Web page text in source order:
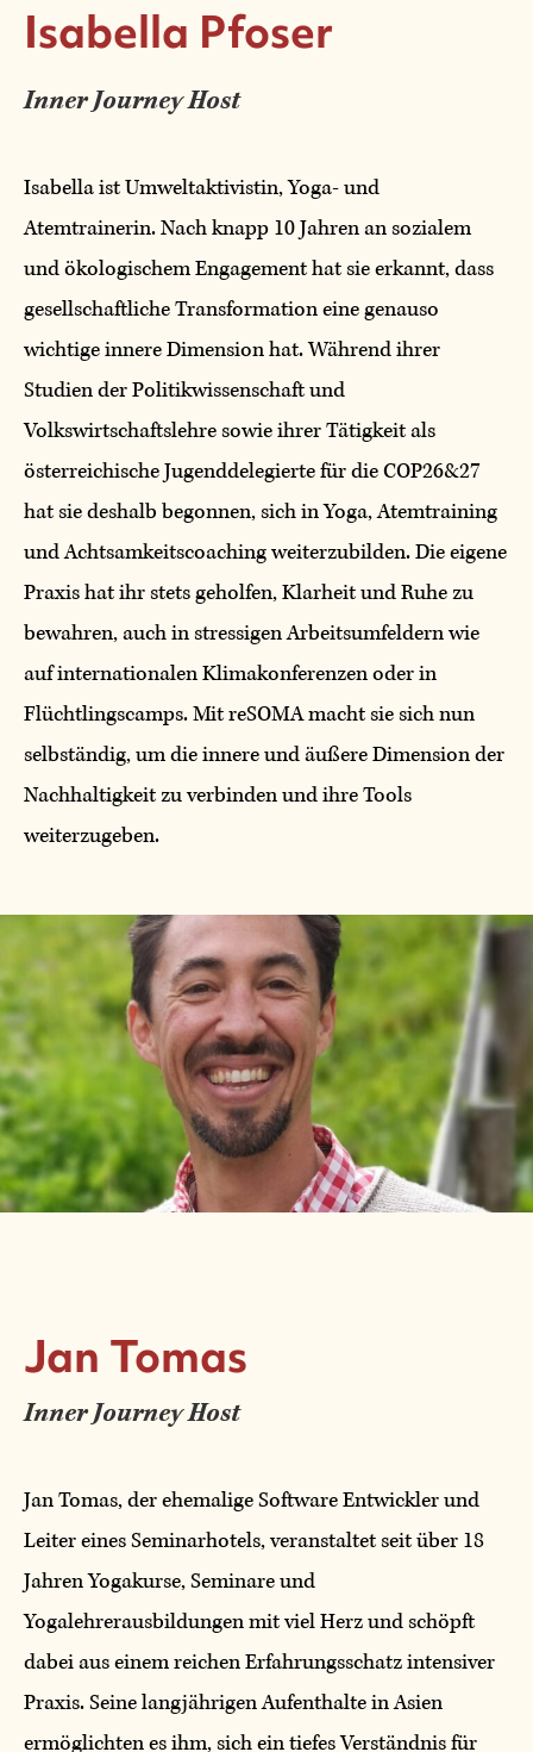
Isabella Pfoser
Inner Journey Host
Isabella ist Umweltaktivistin, Yoga- und
Atemtrainerin. Nach knapp 10 Jahren an sozialem
und ökologischem Engagement hat sie erkannt, dass
gesellschaftliche Transformation eine genauso
wichtige innere Dimension hat. Während ihrer
Studien der Politikwissenschaft und
Volkswirtschaftslehre sowie ihrer Tätigkeit als
österreichische Jugenddelegierte für die COP26&27
hat sie deshalb begonnen, sich in Yoga, Atemtraining
und Achtsamkeitscoaching weiterzubilden. Die eigene
Praxis hat ihr stets geholfen, Klarheit und Ruhe zu
bewahren, auch in stressigen Arbeitsumfeldern wie
auf internationalen Klimakonferenzen oder in
Flüchtlingscamps. Mit reSOMA macht sie sich nun
selbständig, um die innere und äußere Dimension der
Nachhaltigkeit zu verbinden und ihre Tools
weiterzugeben.
Jan Tomas
Inner Journey Host
Jan Tomas, der ehemalige Software Entwickler und
Leiter eines Seminarhotels, veranstaltet seit über 18
Jahren Yogakurse, Seminare und
Yogalehrerausbildungen mit viel Herz und schöpft
dabei aus einem reichen Erfahrungsschatz intensiver
Praxis. Seine langjährigen Aufenthalte in Asien
ermöglichten es ihm, sich ein tiefes Verständnis für